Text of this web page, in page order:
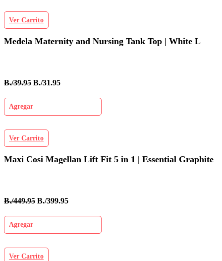
Ver Carrito
Medela Maternity and Nursing Tank Top | White L
B./39.95 B./31.95
Agregar
Ver Carrito
Maxi Cosi Magellan Lift Fit 5 in 1 | Essential Graphite
B./449.95 B./399.95
Agregar
Ver Carrito